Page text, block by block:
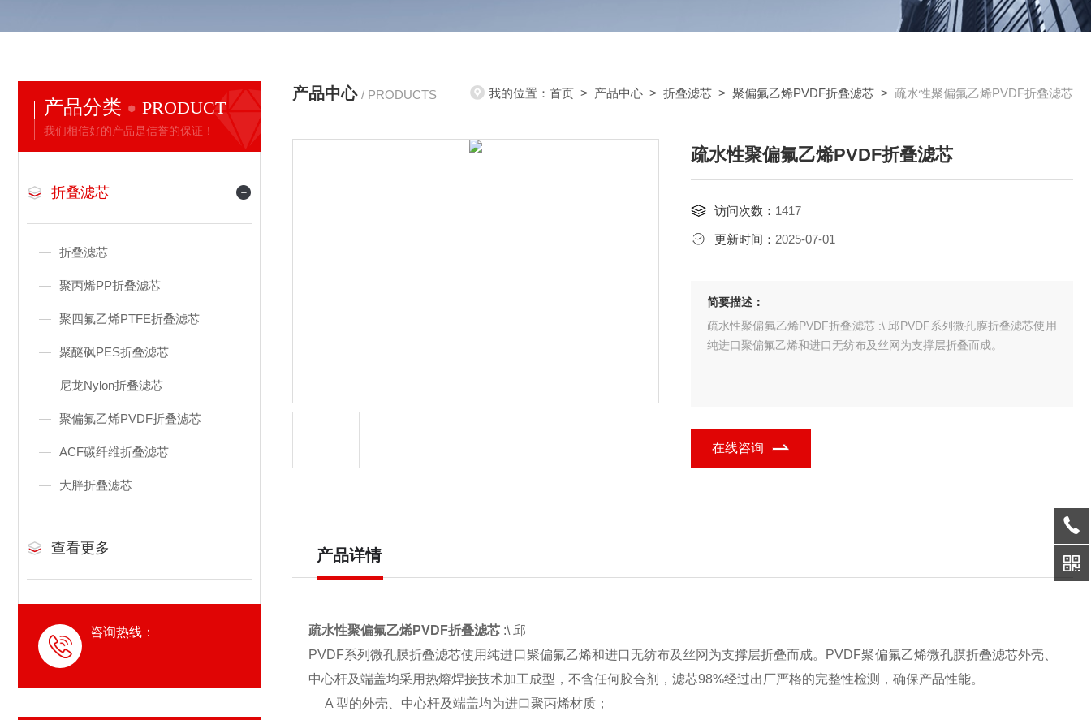
产品分类 PRODUCT
我们相信好的产品是信誉的保证！
折叠滤芯
折叠滤芯
聚丙烯PP折叠滤芯
聚四氟乙烯PTFE折叠滤芯
聚醚砜PES折叠滤芯
尼龙Nylon折叠滤芯
聚偏氟乙烯PVDF折叠滤芯
ACF碳纤维折叠滤芯
大胖折叠滤芯
查看更多
咨询热线：
产品中心 / PRODUCTS 我的位置： 首页 > 产品中心 > 折叠滤芯 > 聚偏氟乙烯PVDF折叠滤芯 > 疏水性聚偏氟乙烯PVDF折叠滤芯
疏水性聚偏氟乙烯PVDF折叠滤芯
访问次数： 1417
更新时间： 2025-07-01
简要描述：
疏水性聚偏氟乙烯PVDF折叠滤芯 :\ 邱PVDF系列微孔膜折叠滤芯使用
纯进口聚偏氟乙烯和进口无纺布及丝网为支撑层折叠而成。
在线咨询
产品详情
疏水性聚偏氟乙烯PVDF折叠滤芯 :\ 邱
PVDF系列微孔膜折叠滤芯使用纯进口聚偏氟乙烯和进口无纺布及丝网为支撑层折叠而成。PVDF聚偏氟乙烯微孔膜折叠滤芯外壳、
中心杆及端盖均采用热熔焊接技术加工成型，不含任何胶合剂，滤芯98%经过出厂严格的完整性检测，确保产品性能。
A 型的外壳、中心杆及端盖均为进口聚丙烯材质；